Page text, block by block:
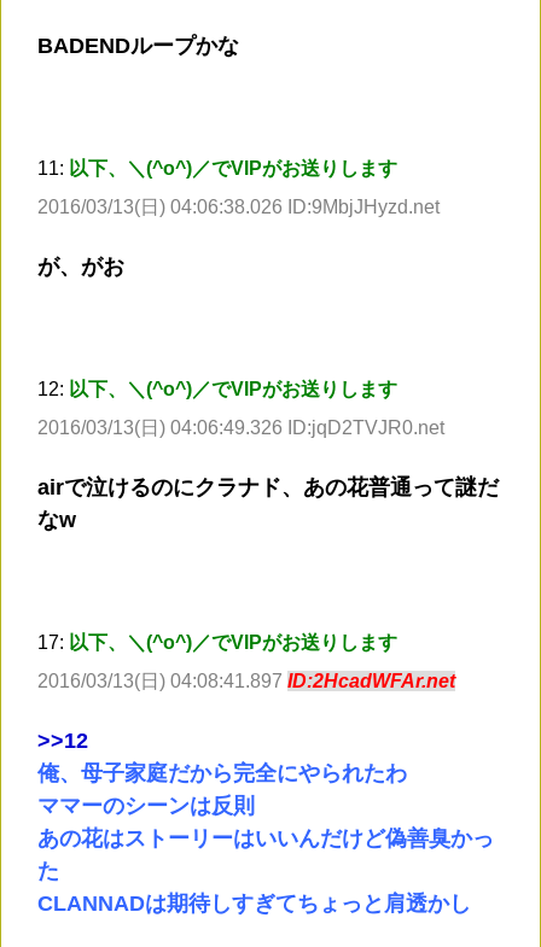
BADENDループかな
11: 以下、＼(^o^)／でVIPがお送りします
2016/03/13(日) 04:06:38.026 ID:9MbjJHyzd.net
が、がお
12: 以下、＼(^o^)／でVIPがお送りします
2016/03/13(日) 04:06:49.326 ID:jqD2TVJR0.net
airで泣けるのにクラナド、あの花普通って謎だ
なw
17: 以下、＼(^o^)／でVIPがお送りします
2016/03/13(日) 04:08:41.897 ID:2HcadWFAr.net
>>12
俺、母子家庭だから完全にやられたわ
ママーのシーンは反則
あの花はストーリーはいいんだけど偽善臭かっ
た
CLANNADは期待しすぎてちょっと肩透かし